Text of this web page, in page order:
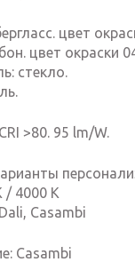
цвет
цвет окраски
стекло.
>80. 95 lm/W.
/ 4000 K
Casambi
Casambi